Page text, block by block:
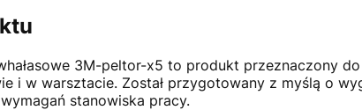
3M-peltor-x5 to produkt przeznaczony
i w warsztacie. Został przygotowany z myślą o
stanowiska pracy.